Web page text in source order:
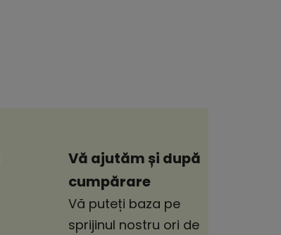
Vă ajutăm și după
cumpărare
Vă puteți baza pe
sprijinul nostru ori de